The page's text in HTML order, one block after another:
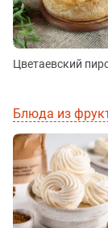
Цветаевский
Блюда из